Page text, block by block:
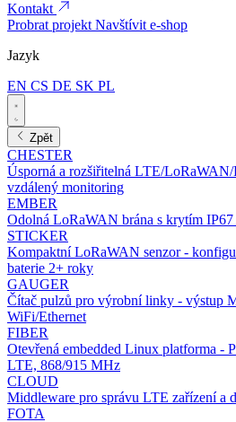
Kontakt
Probrat projektNavštívit e-shop
Jazyk
EN CS DE SK PL
Zpět
CHESTER
Úsporná a rozšiřitelná LTE/
vzdálený monitoring
EMBER
Odolná LoRaWAN brána s krytím
STICKER
Kompaktní LoRaWAN senzor -
baterie 2+ roky
GAUGER
Čítač pulzů pro výrobní linky - výstup
WiFi/Ethernet
FIBER
Otevřená embedded Linux platforma -
LTE, 868/915 MHz
CLOUD
Middleware pro správu LTE zařízení a
FOTA